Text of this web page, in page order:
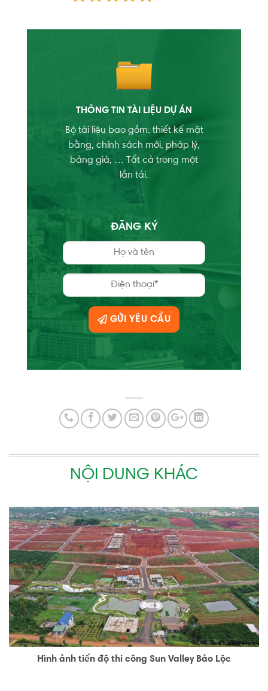
THÔNG TIN TÀI LIỆU DỰ ÁN
Bộ tài liệu bao gồm: thiết kế mặt
bằng, chính sách mới, pháp lý,
bảng giá, … Tất cả trong một
lần tải.
ĐĂNG KÝ
GỬI YÊU CẦU
NỘI DUNG KHÁC
Hình ảnh tiến độ thi công Sun Valley Bảo Lộc